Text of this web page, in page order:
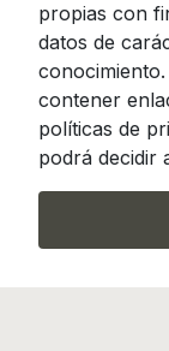
propias con
datos de
contener
políticas de
podrá decidir